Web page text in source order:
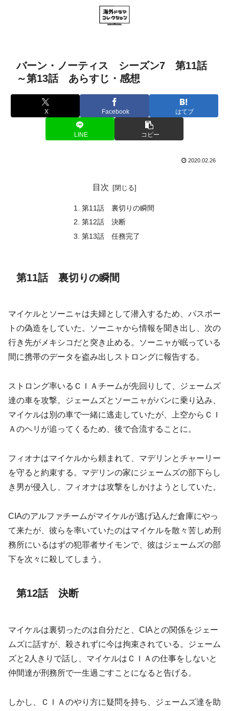
バーン・ノーティス シーズン7 第11話
～第13話 あらすじ・感想
X Facebook はてブ
LINE コピー
2020.02.26
目次
第11話 裏切りの瞬間
第12話 決断
第13話 任務完了
第11話 裏切りの瞬間
マイケルとソーニャは夫婦として潜入するため、パスポー
トの偽造をしていた。ソーニャから情報を聞き出し、次の
行き先がメキシコだと突き止める。ソーニャが眠っている
間に携帯のデータを盗み出しストロングに報告する。
ストロング率いるＣＩＡチームが先回りして、ジェームズ
達の車を攻撃。ジェームズとソーニャがバンに乗り込み、
マイケルは別の車で一緒に逃走していたが、上空からＣＩ
Ａのヘリが追ってくるため、後で合流することに。
フィオナはマイケルから頼まれて、マデリンとチャーリー
を守ると約束する。マデリンの家にジェームズの部下らし
き男が侵入し、フィオナは攻撃をしかけようとしていた。
CIAのアルファチームがマイケルが逃げ込んだ倉庫にやっ
て来たが、彼らを率いていたのはマイケルを散々苦しめ刑
務所にいるはずの犯罪者サイモンで、彼はジェームズの部
下を次々に殺してしまう。
第12話 決断
マイケルは裏切ったのは自分だと、CIAとの関係をジェー
ムズに話すが、殺されずに今は拘束されている。ジェーム
ズと2人きりで話し、マイケルはＣＩＡの仕事をしないと
仲間達が刑務所で一生過ごすことになると告げる。
しかし、ＣＩＡのやり方に疑問を持ち、ジェームズ達を助